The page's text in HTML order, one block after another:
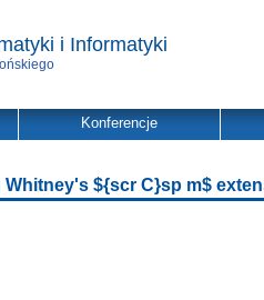
i Informatyki
Konferencje
${scr C}sp m$